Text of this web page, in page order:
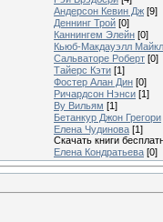
Андерсон Кевин Дж [9]
Деннинг Трой [0]
Каннингем Элейн [0]
Кьюб-Макдауэлл Майкл
Сальваторе Роберт [0]
Тайерс Кэти [1]
Фостер Алан Дин [0]
Ричардсон Нэнси [1]
Ву Вильям [1]
Бетанкур Джон Грегори
Елена Чудинова [1]
Скачать книги
Елена Кондратьева [0]